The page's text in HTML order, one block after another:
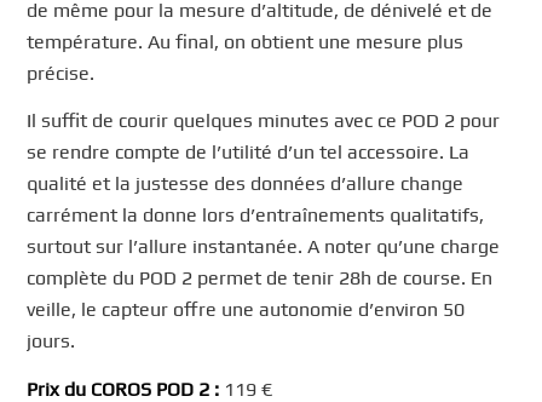
de même pour la mesure d’altitude, de dénivelé et de
température. Au final, on obtient une mesure plus
précise.
Il suffit de courir quelques minutes avec ce POD 2 pour
se rendre compte de l’utilité d’un tel accessoire. La
qualité et la justesse des données d’allure change
carrément la donne lors d’entraînements qualitatifs,
surtout sur l’allure instantanée. A noter qu’une charge
complète du POD 2 permet de tenir 28h de course. En
veille, le capteur offre une autonomie d’environ 50
jours.
Prix du COROS POD 2 : 119 €